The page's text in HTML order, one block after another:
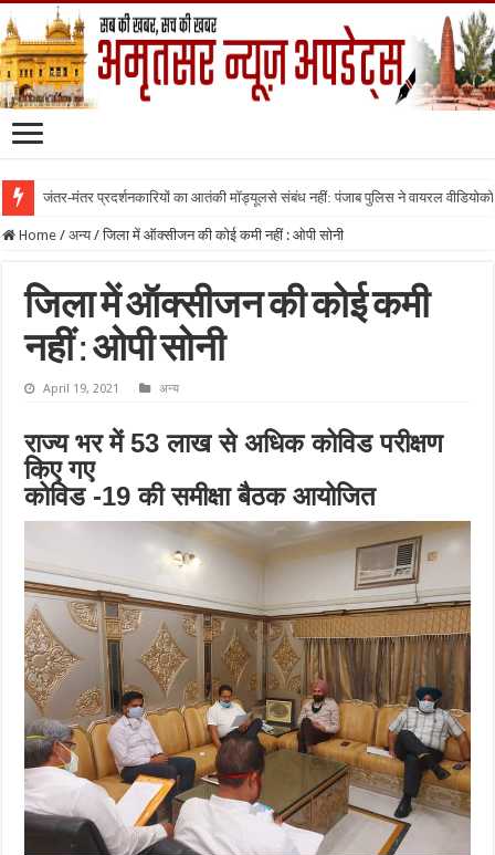
जंतर-मंतर प्रदर्शनकारियों का आतंकी मॉड्यूलसे संबंध नहीं: पंजाब पुलिस ने वायरल वीडियोको
Home / अन्य / जिला में ऑक्सीजन की कोई कमी नहीं : ओपी सोनी
जिला में ऑक्सीजन की कोई कमी
नहीं : ओपी सोनी
April 19, 2021 अन्य
राज्य भर में 53 लाख से अधिक कोविड परीक्षण
किए गए
कोविड -19 की समीक्षा बैठक आयोजित